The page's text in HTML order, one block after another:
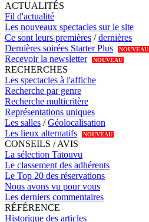
ACTUALITÉS
Fil d'actualité
Les nouveaux spectacles sur le site
Ce sont leurs premières /dernières
Dernières soirées Starter Plus
NOUVEAU
Recevoir la newsletter NOUVEAU
RECHERCHES
Les spectacles à l'affiche
Recherche par genre
Recherche multicritère
Représentations uniques
Les salles /Géolocalisation
Les lieux alternatifs
NOUVEAU
CONSEILS / AVIS
La sélection Tatouvu
Le classement des adhérents
Le Top 20 des réservations
Nous avons vu pour vous
Les derniers commentaires
RÉFÉRENCE
Historique des articles